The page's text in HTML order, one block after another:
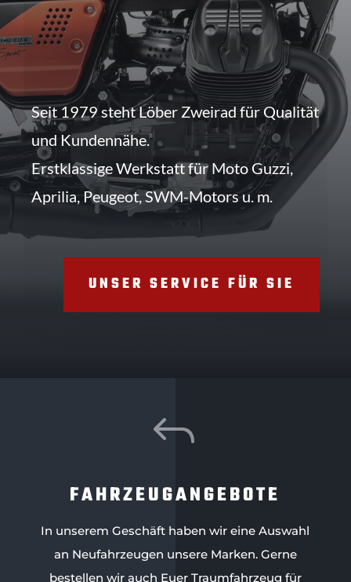
Seit 1979 steht Löber Zweirad für Qualität
und Kundennähe.
Erstklassige Werkstatt für Moto Guzzi,
Aprilia, Peugeot, SWM-Motors u. m.
UNSER SERVICE FÜR SIE
J
FAHRZEUGANGEBOTE
In unserem Geschäft haben wir eine Auswahl
an Neufahrzeugen unsere Marken. Gerne
bestellen wir auch Euer Traumfahrzeug für